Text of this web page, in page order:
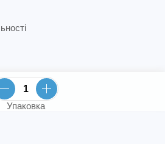
Упаковка